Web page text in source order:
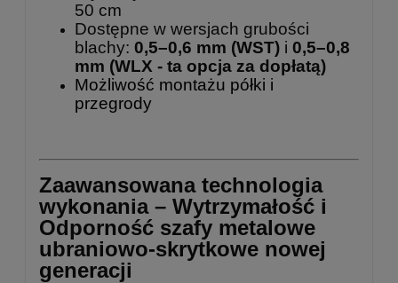
50 cm
Dostępne w wersjach grubości
blachy: 0,5–0,6 mm (WST) i 0,5–0,8
mm (WLX - ta opcja za dopłatą)
Możliwość montażu półki i
przegrody
Zaawansowana technologia
wykonania – Wytrzymałość i
Odporność szafy metalowe
ubraniowo-skrytkowe nowej
generacji